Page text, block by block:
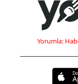
Yorumla: